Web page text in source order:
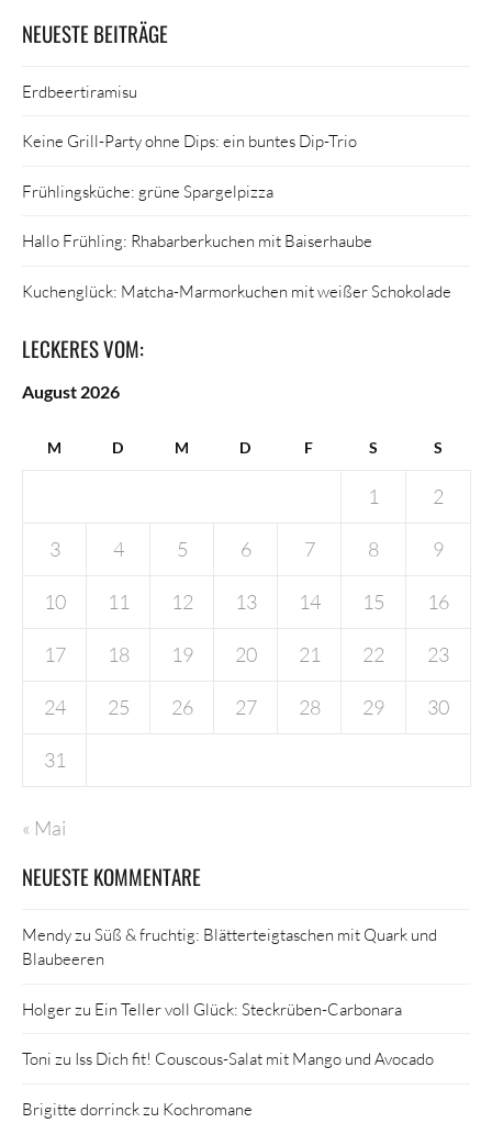
NEUESTE BEITRÄGE
Erdbeertiramisu
Keine Grill-Party ohne Dips: ein buntes Dip-Trio
Frühlingsküche: grüne Spargelpizza
Hallo Frühling: Rhabarberkuchen mit Baiserhaube
Kuchenglück: Matcha-Marmorkuchen mit weißer Schokolade
LECKERES VOM:
August 2026
M D M D F S S
1 2
3 4 5 6 7 8 9
10 11 12 13 14 15 16
17 18 19 20 21 22 23
24 25 26 27 28 29 30
31
« Mai
NEUESTE KOMMENTARE
Mendyzu Süß & fruchtig: Blätterteigtaschen mit Quark und
Blaubeeren
Holgerzu Ein Teller voll Glück: Steckrüben-Carbonara
Toni zu Iss Dich fit! Couscous-Salat mit Mango und Avocado
Brigitte dorrinckzu Kochromane